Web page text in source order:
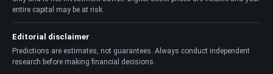
entire capital may be at risk.
Editorial disclaimer
Predictions are estimates, not guarantees. Always conduct independent
research before making financial decisions.